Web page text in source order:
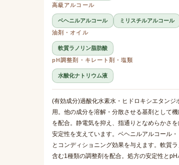
高級アルコール
ベヘニルアルコール
ミリスチルアルコール
油剤・オイル
軟質ラノリン脂肪酸
pH調整剤・キレート剤・塩類
水酸化ナトリウム液
(有効成分)過酸化水素水・ヒドロキシエタン
用。他の成分を溶解・分散させる基剤として
を配合。静電気を抑え、指通りとなめらかさ
安定性を支えています。ベヘニルアルコール
とコンディショニング効果を与えます。軟質
含む1種類の調整剤を配合。処方の安定性とpH